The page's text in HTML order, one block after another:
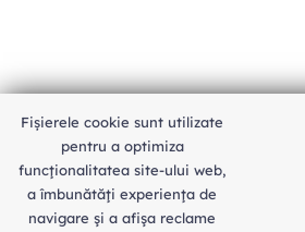
An unexpected error has
Fișierele cookie sunt utilizate
pentru a optimiza
funcţionalitatea site-ului web,
a îmbunătăţi experienţa de
navigare şi a afişa reclame